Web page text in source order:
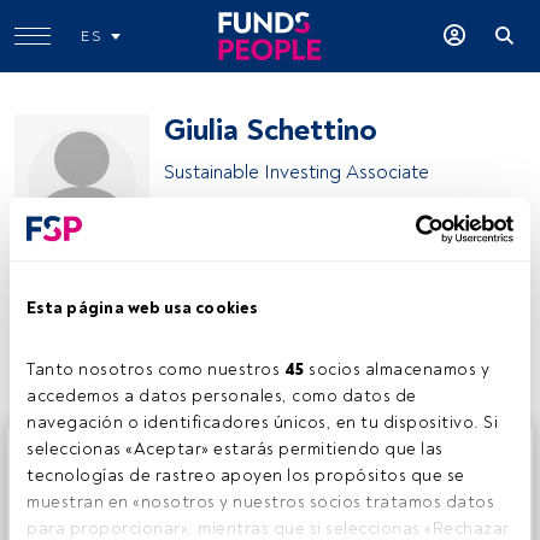
Esta página web usa cookies
Tanto nosotros como nuestros 45 socios almacenamos y
accedemos a datos personales, como datos de
navegación o identificadores únicos, en tu dispositivo. Si
seleccionas «Aceptar» estarás permitiendo que las
tecnologías de rastreo apoyen los propósitos que se
muestran en «nosotros y nuestros socios tratamos datos
para proporcionar», mientras que si seleccionas «Rechazar
ES
Giulia Schettino
Sustainable Investing Associate
Compartir:
Este es un artículo exclusivo para los usuarios registrados
de FundsPeople. Si ya estás registrado, accede desde el
botón Login. Si aún no tienes cuenta, te invitamos a
registrarte y disfrutar de todo el universo que ofrece